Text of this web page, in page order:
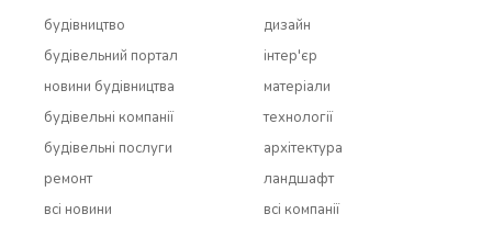
будівництво
будівельний портал
новини будівництва
будівельні компанії
будівельні послуги
ремонт
всi новини
дизайн
інтер'єр
матеріали
технології
архітектура
ландшафт
всi компанії